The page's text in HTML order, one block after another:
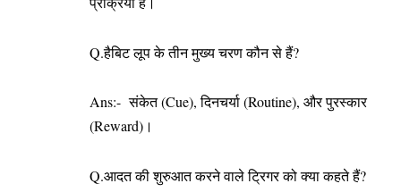
Q.हैबिट लूप के तीन मुख्य चरण कौन से हैं?
Ans:- संकेत (Cue), दिनचर्या (Routine), और पुरस्कार
(Reward)।
Q.आदत की शुरुआत करने वाले ट्रिगर को क्या कहते हैं?